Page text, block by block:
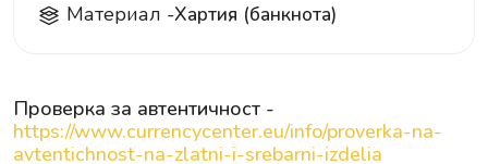
Материал -Хартия (банкнота)
Проверка за автентичност -
https://www.currencycenter.eu/info/proverka-na-
avtentichnost-na-zlatni-i-srebarni-izdelia